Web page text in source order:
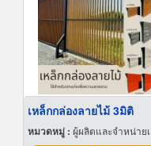
เหล็กกล่องลายไม้ 3มิติ
หมวดหมู่ : ผู้ผลิตและจำหน่ายเหล็กสเตนเลส